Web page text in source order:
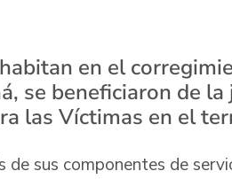
en el
se beneficiaron de
las Víctimas en el
sus componentes de